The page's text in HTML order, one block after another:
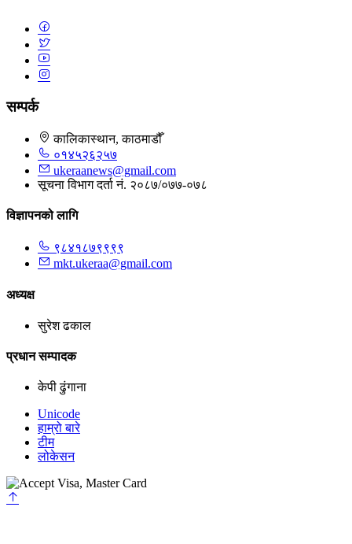
सम्पर्क
कालिकास्थान, काठमाडौँ
०१४५२६२५७
ukeraanews@gmail.com
सूचना विभाग दर्ता नं. २०८७/०७७-०७८
विज्ञापनको लागि
९८४१८७९९९९
mkt.ukeraa@gmail.com
अध्यक्ष
सुरेश ढकाल
प्रधान सम्पादक
केपी ढुंगाना
Unicode
हाम्रो बारे
टीम
लोकेसन